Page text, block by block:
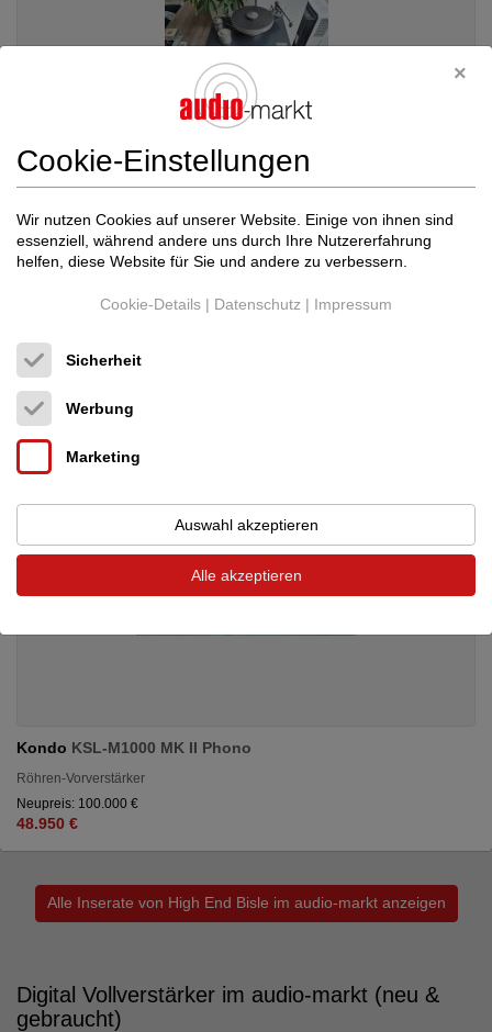
Simon Yorke DesignsS7 + 9" Tonarm + Benz...
Plattenspieler komplett
Neupreis: 25.000 €
Kondo KSL-M1000 MK II Phono
Röhren-Vorverstärker
Neupreis: 100.000 €
48.950 €
Alle Inserate von High End Bisle im audio-markt anzeigen
Digital Vollverstärker im audio-markt (neu &
gebraucht)
Cookie-Einstellungen
Wir nutzen Cookies auf unserer Website. Einige von ihnen sind
essenziell, während andere uns durch Ihre Nutzererfahrung
helfen, diese Website für Sie und andere zu verbessern.
Cookie-Details | Datenschutz | Impressum
Sicherheit
Werbung
Marketing
Auswahl akzeptieren
Alle akzeptieren